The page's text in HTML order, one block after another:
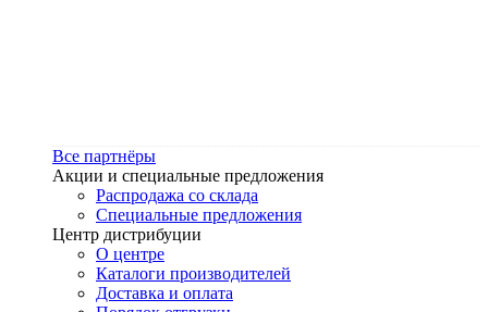
Все партнёры
Акции и специальные предложения
Распродажа со склада
Специальные предложения
Центр дистрибуции
О центре
Каталоги производителей
Доставка и оплата